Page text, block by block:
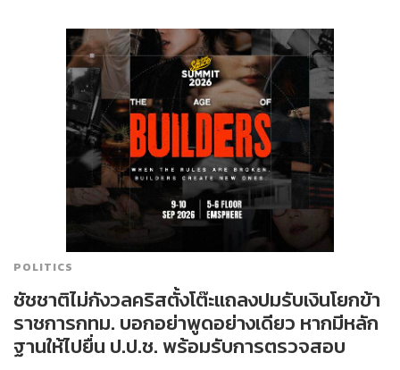
POLITICS
ชัชชาติไม่กังวลคริสตั้งโต๊ะแถลงปมรับเงินโยกข้า
ราชการกทม. บอกอย่าพูดอย่างเดียว หากมีหลัก
ฐานให้ไปยื่น ป.ป.ช. พร้อมรับการตรวจสอบ